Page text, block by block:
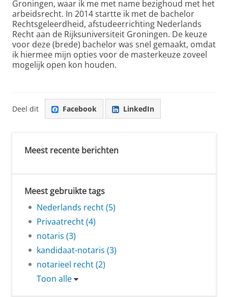
Groningen, waar ik me met name bezighoud met het
arbeidsrecht. In 2014 startte ik met de bachelor
Rechtsgeleerdheid, afstudeerrichting Nederlands
Recht aan de Rijksuniversiteit Groningen. De keuze
voor deze (brede) bachelor was snel gemaakt, omdat
ik hiermee mijn opties voor de masterkeuze zoveel
mogelijk open kon houden.
Deel dit Facebook LinkedIn
Meest recente berichten
Meest gebruikte tags
Nederlands recht (5)
Privaatrecht (4)
notaris (3)
kandidaat-notaris (3)
notarieel recht (2)
Toon alle